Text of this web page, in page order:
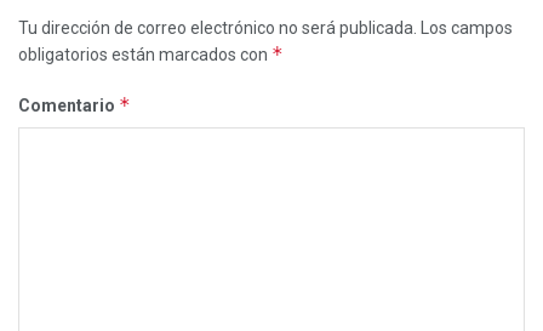
Tu dirección de correo electrónico no será publicada.
Los campos
obligatorios están marcados con *
Comentario *